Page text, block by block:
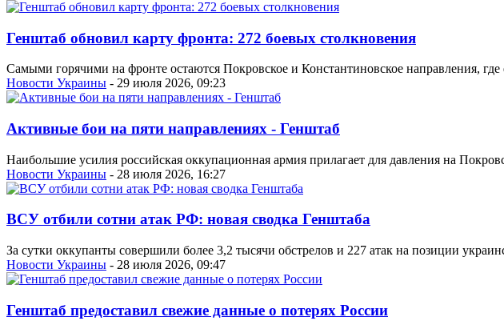
Генштаб обновил карту фронта: 272 боевых столкновения
Самыми горячими на фронте остаются Покровское и Константиновское направления,
Новости Украины - 29 июля 2026, 09:23
Активные бои на пяти направлениях - Генштаб
Наибольшие усилия российская оккупационная армия прилагает для давления на
Новости Украины - 28 июля 2026, 16:27
ВСУ отбили сотни атак РФ: новая сводка Генштаба
За сутки оккупанты совершили более 3,2 тысячи обстрелов и 227 атак на позиции
Новости Украины - 28 июля 2026, 09:47
Генштаб предоставил свежие данные о потерях России